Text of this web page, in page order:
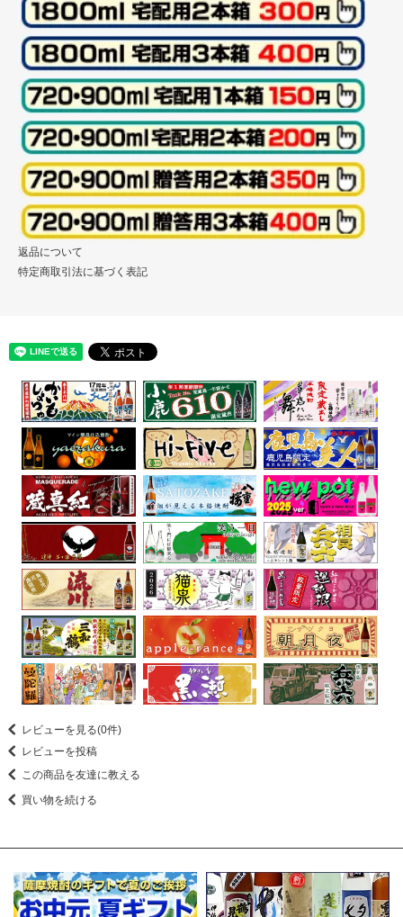
返品について
特定商取引法に基づく表記
レビューを見る(0件)
レビューを投稿
この商品を友達に教える
買い物を続ける